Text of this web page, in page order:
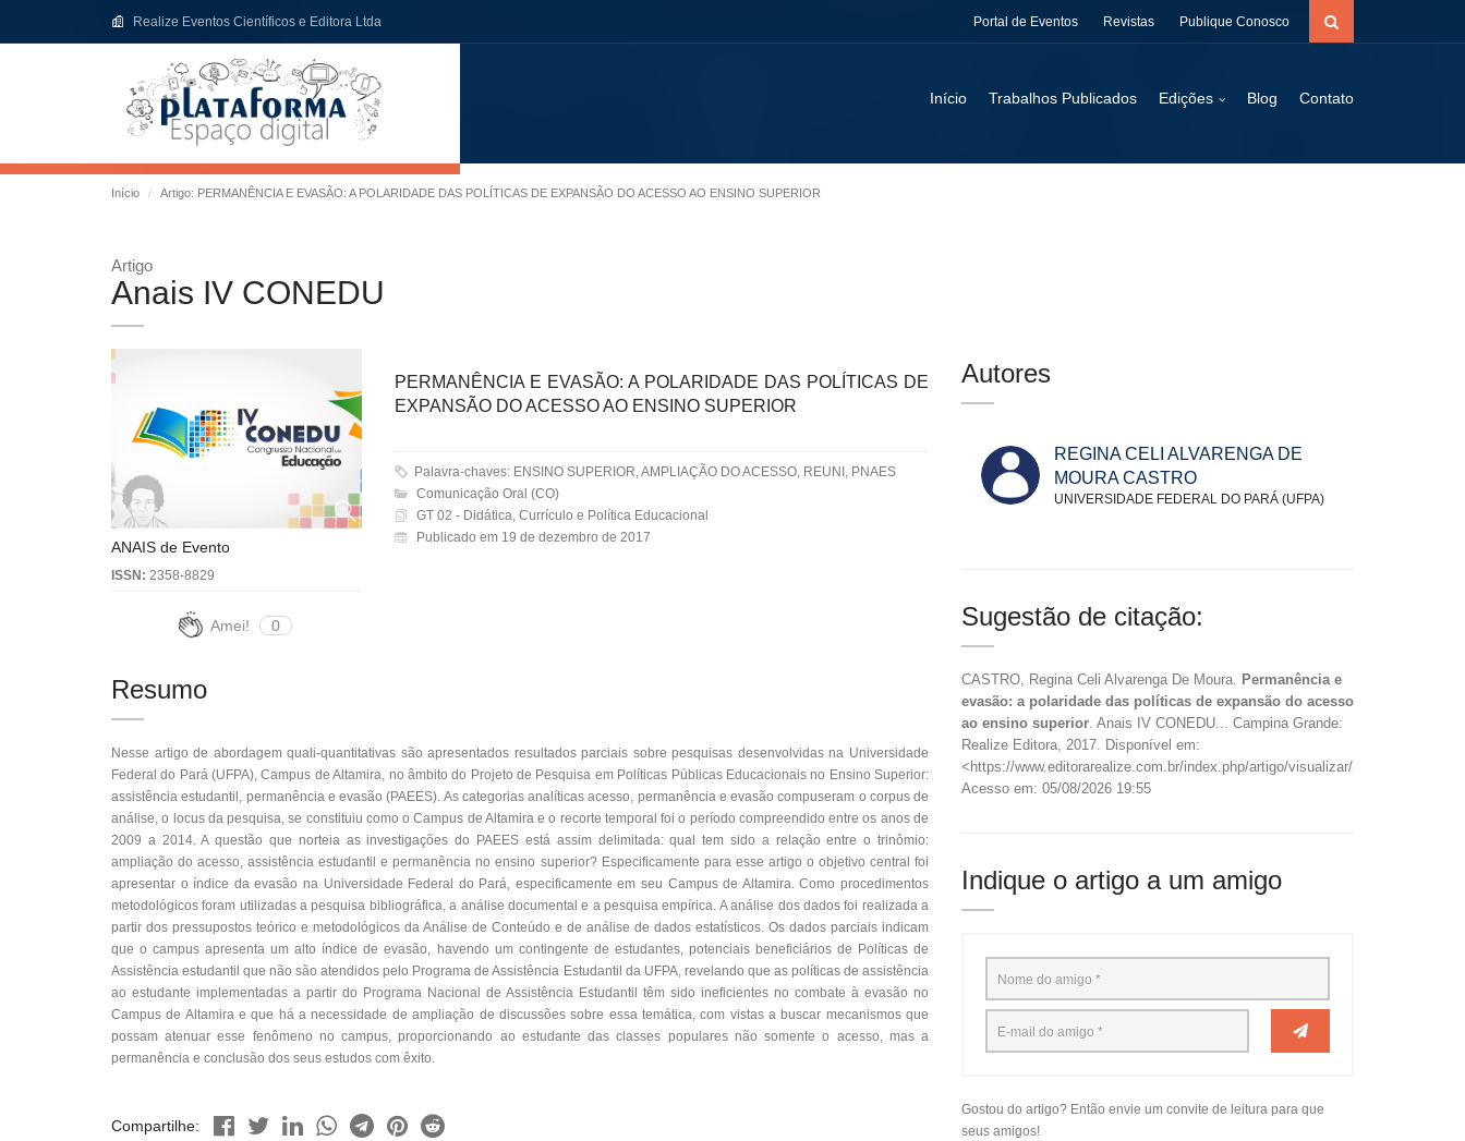
Realize Eventos Científicos e Editora Ltda Portal de Eventos Revistas Publique Conosco
Início Trabalhos Publicados Edições Blog Contato
Início Artigo: PERMANÊNCIA E EVASÃO: A POLARIDADE DAS POLÍTICAS DE EXPANSÃO DO ACESSO AO ENSINO SUPERIOR
Artigo
Anais IV CONEDU
ANAIS de Evento
ISSN: 2358-8829
Amei! 0
PERMANÊNCIA E EVASÃO: A POLARIDADE DAS POLÍTICAS DE
EXPANSÃO DO ACESSO AO ENSINO SUPERIOR
Palavra-chaves: ENSINO SUPERIOR, AMPLIAÇÃO DO ACESSO, REUNI, PNAES
Comunicação Oral (CO)
GT 02 - Didática, Currículo e Política Educacional
Publicado em 19 de dezembro de 2017
Resumo
Nesse artigo de abordagem quali-quantitativas são apresentados resultados parciais sobre pesquisas desenvolvidas na Universidade
Federal do Pará (UFPA), Campus de Altamira, no âmbito do Projeto de Pesquisa em Políticas Públicas Educacionais no Ensino Superior:
assistência estudantil, permanência e evasão (PAEES). As categorias analíticas acesso, permanência e evasão compuseram o corpus de
análise, o locus da pesquisa, se constituiu como o Campus de Altamira e o recorte temporal foi o período compreendido entre os anos de
2009 a 2014. A questão que norteia as investigações do PAEES está assim delimitada: qual tem sido a relação entre o trinômio:
ampliação do acesso, assistência estudantil e permanência no ensino superior? Especificamente para esse artigo o objetivo central foi
apresentar o índice da evasão na Universidade Federal do Pará, especificamente em seu Campus de Altamira. Como procedimentos
metodológicos foram utilizadas a pesquisa bibliográfica, a análise documental e a pesquisa empírica. A análise dos dados foi realizada a
partir dos pressupostos teórico e metodológicos da Análise de Conteúdo e de análise de dados estatísticos. Os dados parciais indicam
que o campus apresenta um alto índice de evasão, havendo um contingente de estudantes, potenciais beneficiários de Políticas de
Assistência estudantil que não são atendidos pelo Programa de Assistência Estudantil da UFPA, revelando que as políticas de assistência
ao estudante implementadas a partir do Programa Nacional de Assistência Estudantil têm sido ineficientes no combate à evasão no
Campus de Altamira e que há a necessidade de ampliação de discussões sobre essa temática, com vistas a buscar mecanismos que
possam atenuar esse fenômeno no campus, proporcionando ao estudante das classes populares não somente o acesso, mas a
permanência e conclusão dos seus estudos com êxito.
Compartilhe:
Autores
REGINA CELI ALVARENGA DE
MOURA CASTRO
UNIVERSIDADE FEDERAL DO PARÁ (UFPA)
Sugestão de citação:
CASTRO, Regina Celi Alvarenga De Moura. Permanência e
evasão: a polaridade das políticas de expansão do acesso
ao ensino superior. Anais IV CONEDU... Campina Grande:
Realize Editora, 2017. Disponível em:
<https://www.editorarealize.com.br/index.php/artigo/visualizar/38205>.
Acesso em: 05/08/2026 19:55
Indique o artigo a um amigo
Gostou do artigo? Então envie um convite de leitura para que
seus amigos!